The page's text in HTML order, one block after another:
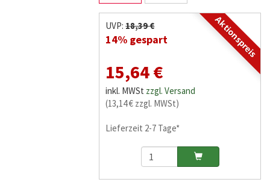
Aktionspreis
UVP:18,39 €
14% gespart
15,64 €
inkl. MWSt zzgl. Versand
(13,14 € zzgl. MWSt)
Lieferzeit 2-7 Tage*